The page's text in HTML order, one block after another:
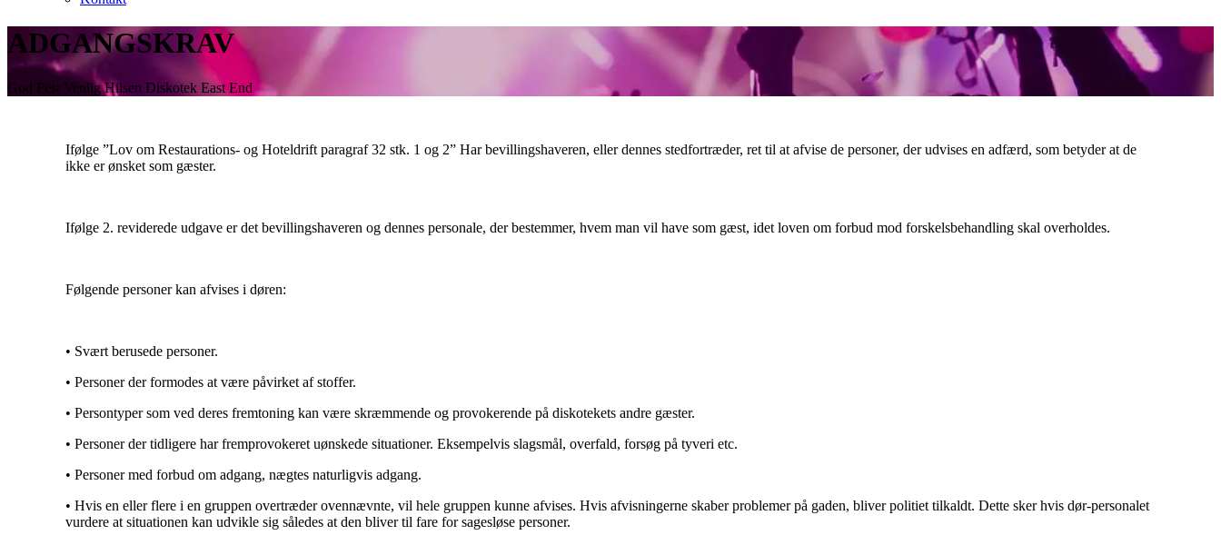
ADGANGSKRAV
God Fest Venlig Hilsen Diskotek East End
Ifølge ”Lov om Restaurations- og Hoteldrift paragraf 32 stk. 1 og 2” Har bevillingshaveren, eller dennes stedfortræder, ret til at afvise de personer, der udvises en adfærd, som betyder at de
ikke er ønsket som gæster.
Ifølge 2. reviderede udgave er det bevillingshaveren og dennes personale, der bestemmer, hvem man vil have som gæst, idet loven om forbud mod forskelsbehandling skal overholdes.
Følgende personer kan afvises i døren:
• Svært berusede personer.
• Personer der formodes at være påvirket af stoffer.
• Persontyper som ved deres fremtoning kan være skræmmende og provokerende på diskotekets andre gæster.
• Personer der tidligere har fremprovokeret uønskede situationer. Eksempelvis slagsmål, overfald, forsøg på tyveri etc.
• Personer med forbud om adgang, nægtes naturligvis adgang.
• Hvis en eller flere i en gruppen overtræder ovennævnte, vil hele gruppen kunne afvises. Hvis afvisningerne skaber problemer på gaden, bliver politiet tilkaldt. Dette sker hvis dør-personalet
vurdere at situationen kan udvikle sig således at den bliver til fare for sagesløse personer.